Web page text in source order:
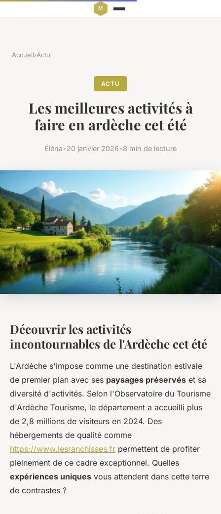
Accueil›Actu
ACTU
Les meilleures activités à
faire en ardèche cet été
Éléna•20 janvier 2026•8 min de lecture
Découvrir les activités
incontournables de l'Ardèche cet été
L'Ardèche s'impose comme une destination estivale
de premier plan avec ses paysages préservés et sa
diversité d'activités. Selon l'Observatoire du Tourisme
d'Ardèche Tourisme, le département a accueilli plus
de 2,8 millions de visiteurs en 2024. Des
hébergements de qualité comme
https://www.lesranchisses.fr permettent de profiter
pleinement de ce cadre exceptionnel. Quelles
expériences uniques vous attendent dans cette terre
de contrastes ?